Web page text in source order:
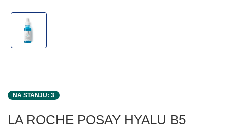
NA STANJU: 3
LA ROCHE POSAY HYALU B5